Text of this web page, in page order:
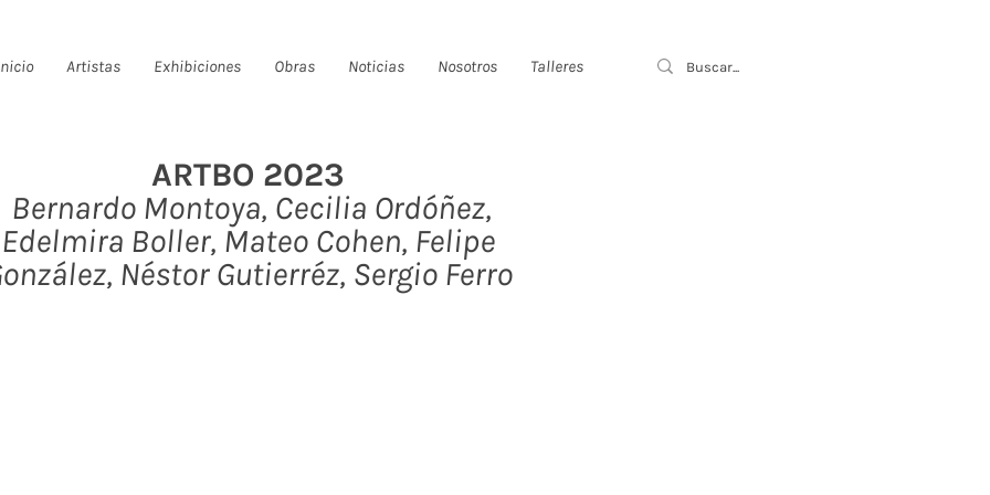
Artistas Exhibiciones Obras Noticias Nosotros Talleres
ARTBO 2023
Bernardo Montoya, Cecilia Ordóñez,
Edelmira Boller, Mateo Cohen, Felipe
Néstor Gutierréz, Sergio Ferro